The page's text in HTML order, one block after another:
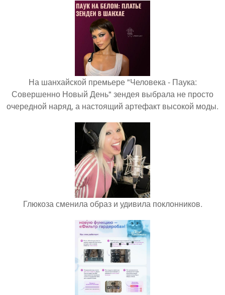
На шанхайской премьере "Человека - Паука:
Совершенно Новый День" зендея выбрала не просто
очередной наряд, а настоящий артефакт высокой моды.
Глюкоза сменила образ и удивила поклонников.